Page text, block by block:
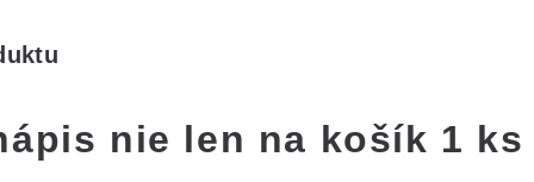
nie len na košík 1 ks